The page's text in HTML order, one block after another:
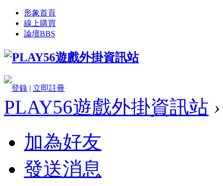
形象首頁
線上購買
論壇BBS
登錄 | 立即註冊
PLAY56遊戲外掛資訊站 ›
加為好友
發送消息